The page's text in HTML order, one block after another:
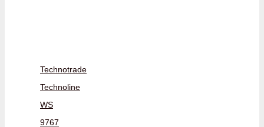
Technotrade
Technoline
WS
9767